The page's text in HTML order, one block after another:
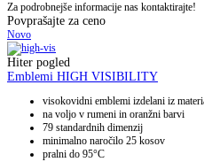
Za podrobnejše informacije nas kontaktirajte!
Povprašajte za ceno
Novo
Hiter pogled
Emblemi HIGH VISIBILITY
visokovidni emblemi izdelani iz
na voljo v rumeni in oranžni barvi
79 standardnih dimenzij
minimalno naročilo 25 kosov
pralni do 95°C